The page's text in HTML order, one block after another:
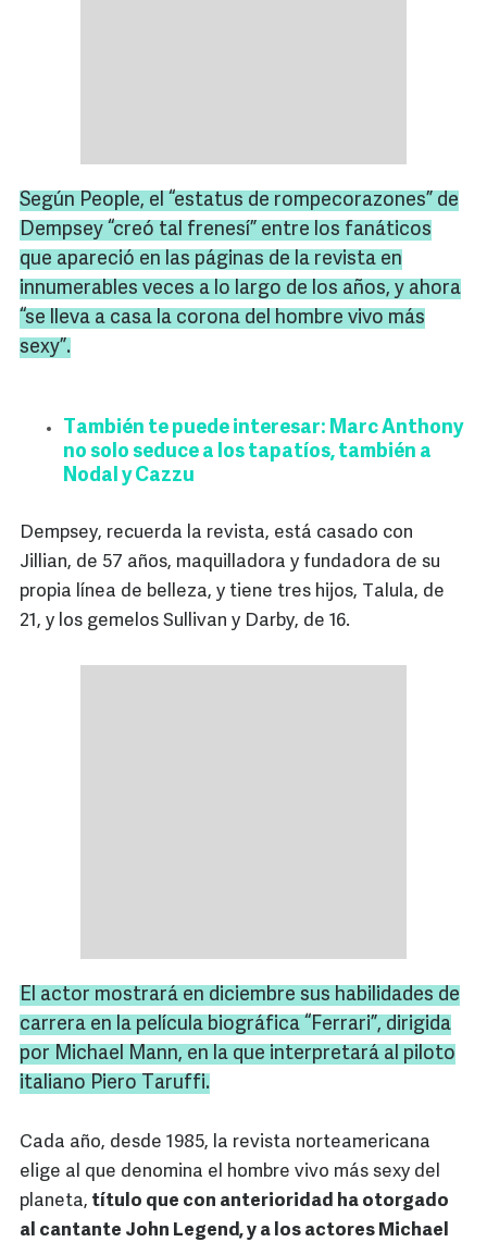
Según People, el “estatus de rompecorazones” de
Dempsey “creó tal frenesí” entre los fanáticos
que apareció en las páginas de la revista en
innumerables veces a lo largo de los años, y ahora
“se lleva a casa la corona del hombre vivo más
sexy”.
También te puede interesar: Marc Anthony
no solo seduce a los tapatíos, también a
Nodal y Cazzu
Dempsey, recuerda la revista, está casado con
Jillian, de 57 años, maquilladora y fundadora de su
propia línea de belleza, y tiene tres hijos, Talula, de
21, y los gemelos Sullivan y Darby, de 16.
El actor mostrará en diciembre sus habilidades de
carrera en la película biográfica “
Ferrari”, dirigida
por Michael Mann, en la que interpretará al piloto
italiano Piero Taruffi.
Cada año, desde 1985, la revista norteamericana
elige al que denomina el hombre vivo más sexy del
planeta, título que con anterioridad ha otorgado
al cantante John Legend, y a los actores Michael